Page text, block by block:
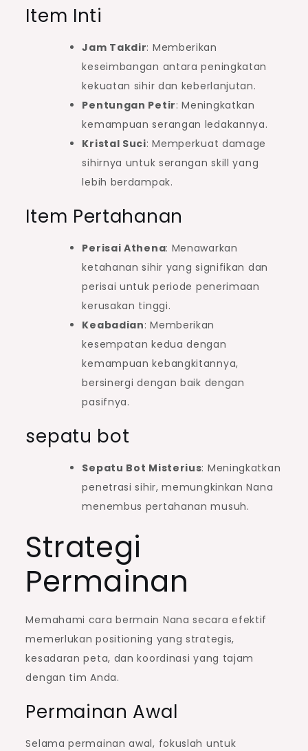
Item Inti
Jam Takdir: Memberikan
keseimbangan antara peningkatan
kekuatan sihir dan keberlanjutan.
Pentungan Petir: Meningkatkan
kemampuan serangan ledakannya.
Kristal Suci: Memperkuat damage
sihirnya untuk serangan skill yang
lebih berdampak.
Item Pertahanan
Perisai Athena: Menawarkan
ketahanan sihir yang signifikan dan
perisai untuk periode penerimaan
kerusakan tinggi.
Keabadian: Memberikan
kesempatan kedua dengan
kemampuan kebangkitannya,
bersinergi dengan baik dengan
pasifnya.
sepatu bot
Sepatu Bot Misterius: Meningkatkan
penetrasi sihir, memungkinkan Nana
menembus pertahanan musuh.
Strategi
Permainan
Memahami cara bermain Nana secara efektif
memerlukan positioning yang strategis,
kesadaran peta, dan koordinasi yang tajam
dengan tim Anda.
Permainan Awal
Selama permainan awal, fokuslah untuk